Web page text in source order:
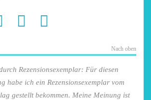
Nach oben
Rezensionsexemplar: Für diesen
habe ich ein Rezensionsexemplar vom
gestellt bekommen. Meine Meinung ist